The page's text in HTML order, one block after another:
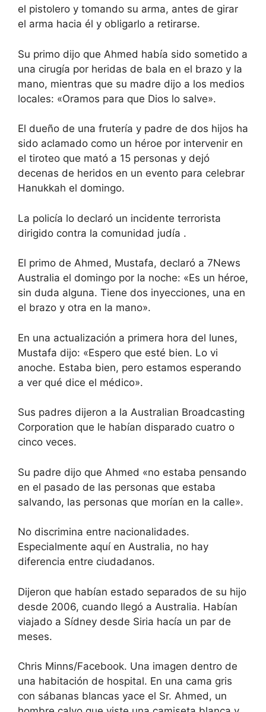
el pistolero y tomando su arma, antes de girar
el arma hacia él y obligarlo a retirarse.
Su primo dijo que Ahmed había sido sometido a
una cirugía por heridas de bala en el brazo y la
mano, mientras que su madre dijo a los medios
locales: «Oramos para que Dios lo salve».
El dueño de una frutería y padre de dos hijos ha
sido aclamado como un héroe por intervenir en
el tiroteo que mató a 15 personas y dejó
decenas de heridos en un evento para celebrar
Hanukkah el domingo.
La policía lo declaró un incidente terrorista
dirigido contra la comunidad judía .
El primo de Ahmed, Mustafa, declaró a 7News
Australia el domingo por la noche: «Es un héroe,
sin duda alguna. Tiene dos inyecciones, una en
el brazo y otra en la mano».
En una actualización a primera hora del lunes,
Mustafa dijo: «Espero que esté bien. Lo vi
anoche. Estaba bien, pero estamos esperando
a ver qué dice el médico».
Sus padres dijeron a la Australian Broadcasting
Corporation que le habían disparado cuatro o
cinco veces.
Su padre dijo que Ahmed «no estaba pensando
en el pasado de las personas que estaba
salvando, las personas que morían en la calle».
No discrimina entre nacionalidades.
Especialmente aquí en Australia, no hay
diferencia entre ciudadanos.
Dijeron que habían estado separados de su hijo
desde 2006, cuando llegó a Australia. Habían
viajado a Sídney desde Siria hacía un par de
meses.
Chris Minns/Facebook. Una imagen dentro de
una habitación de hospital. En una cama gris
con sábanas blancas yace el Sr. Ahmed, un